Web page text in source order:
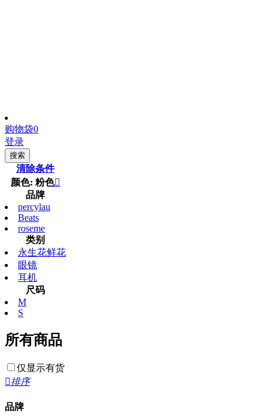
购物袋0
登录
搜索
清除条件
颜色: 粉色
品牌
percylau
Beats
roseme
类别
永生花鲜花
眼镜
耳机
尺码
M
S
所有商品
仅显示有货
排序
品牌